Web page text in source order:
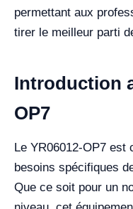
permettant aux
tirer le meilleur parti
Introduction
OP7
Le YR06012-OP7 est
besoins spécifiques
Que ce soit pour un